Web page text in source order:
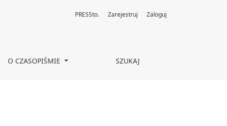
O CZASOPIŚMIE SZUKAJ
PRESSto. Zarejestruj Zaloguj